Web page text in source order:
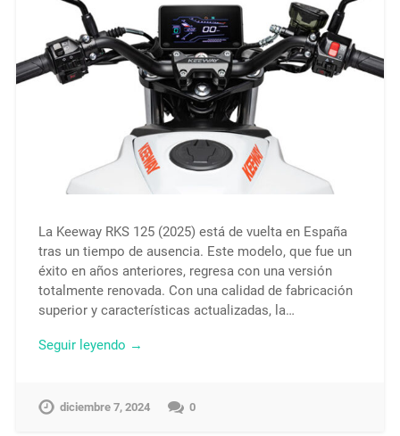
La Keeway RKS 125 (2025) está de vuelta en España
tras un tiempo de ausencia. Este modelo, que fue un
éxito en años anteriores, regresa con una versión
totalmente renovada. Con una calidad de fabricación
superior y características actualizadas, la…
Seguir leyendo →
diciembre 7, 2024 0